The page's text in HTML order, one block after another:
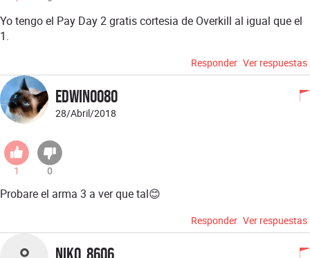
Yo tengo el Pay Day 2 gratis cortesia de Overkill al igual que el
1.
Responder Ver respuestas
Edwin0080
28/Abril/2018
1 0
Probare el arma 3 a ver que tal😊
Responder Ver respuestas